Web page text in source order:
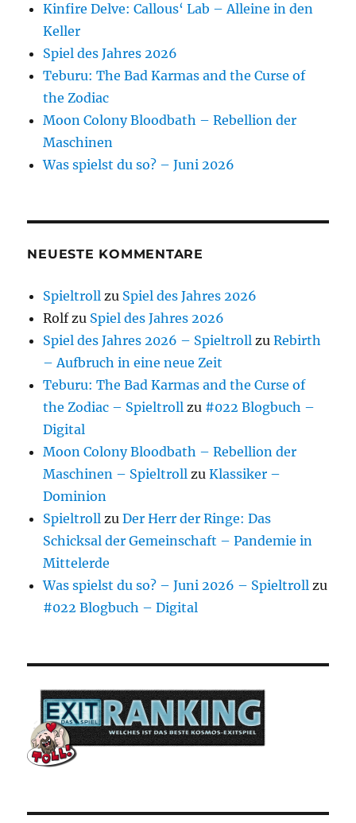
Kinfire Delve: Callous‘ Lab – Alleine in den
Keller
Spiel des Jahres 2026
Teburu: The Bad Karmas and the Curse of
the Zodiac
Moon Colony Bloodbath – Rebellion der
Maschinen
Was spielst du so? – Juni 2026
NEUESTE KOMMENTARE
Spieltroll zu Spiel des Jahres 2026
Rolfzu Spiel des Jahres 2026
Spiel des Jahres 2026 – Spieltroll zuRebirth
– Aufbruch in eine neue Zeit
Teburu: The Bad Karmas and the Curse of
the Zodiac – Spieltroll zu #022 Blogbuch –
Digital
Moon Colony Bloodbath – Rebellion der
Maschinen – Spieltroll zuKlassiker –
Dominion
Spieltroll zuDer Herr der Ringe: Das
Schicksal der Gemeinschaft – Pandemie in
Mittelerde
Was spielst du so? – Juni 2026 – Spieltroll zu
#022 Blogbuch – Digital